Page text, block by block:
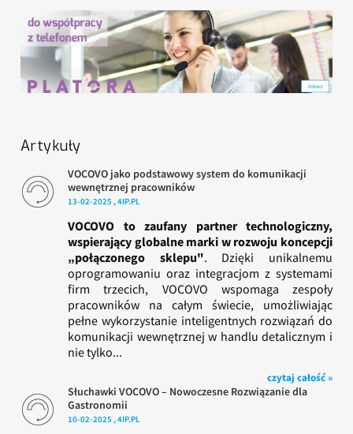
Artykuły
VOCOVO jako podstawowy system do komunikacji
wewnętrznej pracowników
13-02-2025 , 4IP.PL
VOCOVO to zaufany partner technologiczny,
wspierający globalne marki w rozwoju koncepcji
„połączonego sklepu". Dzięki unikalnemu
oprogramowaniu oraz integracjom z systemami
firm trzecich, VOCOVO wspomaga zespoły
pracowników na całym świecie, umożliwiając
pełne wykorzystanie inteligentnych rozwiązań do
komunikacji wewnętrznej w handlu detalicznym i
nie tylko...
czytaj całość »
Słuchawki VOCOVO – Nowoczesne Rozwiązanie dla
Gastronomii
10-02-2025 , 4IP.PL